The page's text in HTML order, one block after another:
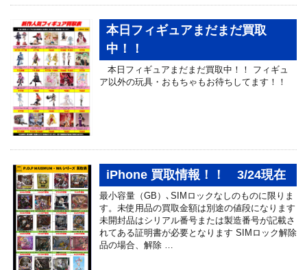
本日フィギュアまだまだ買取
中！！
本日フィギュアまだまだ買取中！！ フィギュ
ア以外の玩具・おもちゃもお待ちしてます！！
iPhone 買取情報！！ 3/24現在
最小容量（GB）､SIMロックなしのものに限りま
す。未使用品の買取金額は別途の値段になります
未開封品はシリアル番号または製造番号が記載さ
れてある証明書が必要となります SIMロック解除
品の場合、解除 …